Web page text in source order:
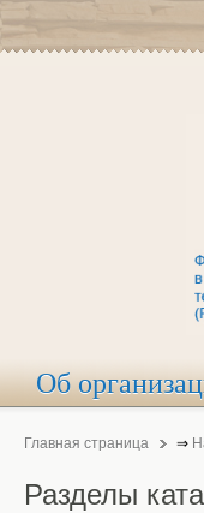
Об
Главная страница ⇒
Разделы